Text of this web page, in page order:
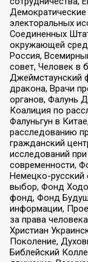
электоральных
Соединенных
окружающей
Россия,
совет, Человек в
Джеймстаунский
дракона, Врачи
органов, Фалунь
Коалиция по
Фалуньгун в
расследованию
гражданский
исследований
современности,
Немецко-
выбор, Фонд
фонд, Фонд
информации,
за права
Христиан
Поколение,
Библейский